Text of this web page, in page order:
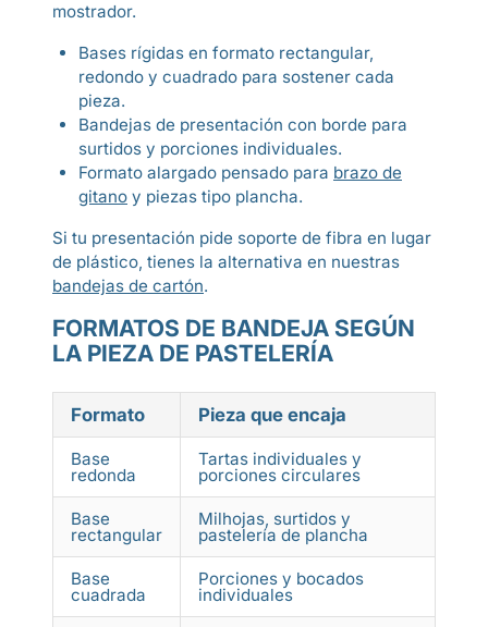
mostrador.
Bases rígidas en formato rectangular,
redondo y cuadrado para sostener cada
pieza.
Bandejas de presentación con borde para
surtidos y porciones individuales.
Formato alargado pensado para brazo de
gitano y piezas tipo plancha.
Si tu presentación pide soporte de fibra en lugar
de plástico, tienes la alternativa en nuestras
bandejas de cartón.
FORMATOS DE BANDEJA SEGÚN
LA PIEZA DE PASTELERÍA
Formato Pieza que encaja
Base
redonda
Tartas individuales y
porciones circulares
Base
rectangular
Milhojas, surtidos y
pastelería de plancha
Base
cuadrada
Porciones y bocados
individuales